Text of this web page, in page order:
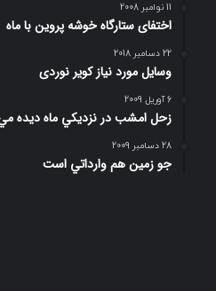
11 نوامبر 2008
اختفای ستارگاه خوشه پروین با ماه
22 دسامبر 2018
وسایل مورد نیاز کویر نوردی
6 آوریل 2009
زحل امشب در نزديكي ماه ديده
28 دسامبر 2009
جو زمين هم وارداتي است